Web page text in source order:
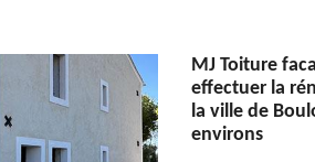
MJ Toiture
effectuer la
la ville de
environs